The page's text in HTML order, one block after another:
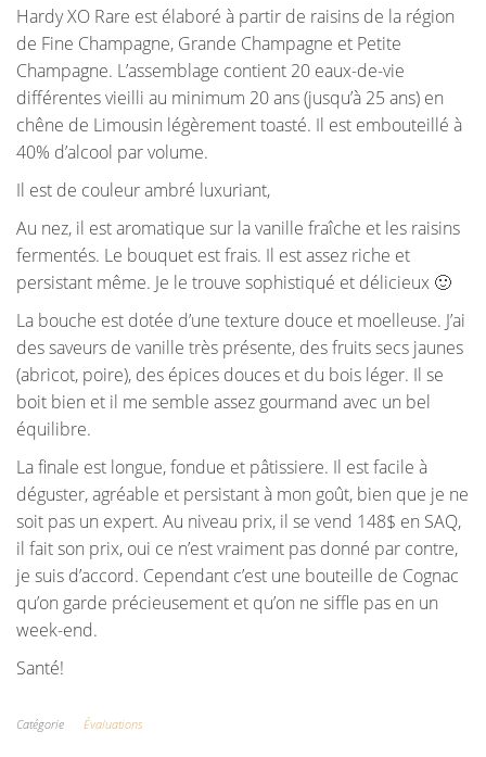
Hardy XO Rare est élaboré à partir de raisins de la région
de Fine Champagne, Grande Champagne et Petite
Champagne. L’assemblage contient 20 eaux-de-vie
différentes vieilli au minimum 20 ans (jusqu’à 25 ans) en
chêne de Limousin légèrement toasté. Il est embouteillé à
40% d’alcool par volume.
Il est de couleur ambré luxuriant,
Au nez, il est aromatique sur la vanille fraîche et les raisins
fermentés. Le bouquet est frais. Il est assez riche et
persistant même. Je le trouve sophistiqué et délicieux 🙂
La bouche est dotée d’une texture douce et moelleuse. J’ai
des saveurs de vanille très présente, des fruits secs jaunes
(abricot, poire), des épices douces et du bois léger. Il se
boit bien et il me semble assez gourmand avec un bel
équilibre.
La finale est longue, fondue et pâtissiere. Il est facile à
déguster, agréable et persistant à mon goût, bien que je ne
soit pas un expert. Au niveau prix, il se vend 148$ en SAQ,
il fait son prix, oui ce n’est vraiment pas donné par contre,
je suis d’accord. Cependant c’est une bouteille de Cognac
qu’on garde précieusement et qu’on ne siffle pas en un
week-end.
Santé!
Catégorie Évaluations